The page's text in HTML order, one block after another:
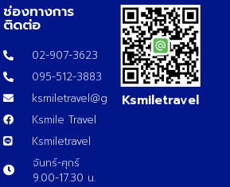
ช่องทางการ
ติดต่อ
02-907-3623
095-512-3883
ksmiletravel@gmail.com
Ksmile Travel
Ksmiletravel
จันทร์-ศุกร์
9.00-17.30 น.
Ksmiletravel